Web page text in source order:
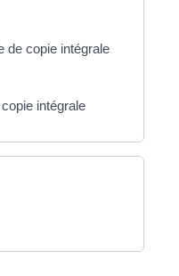
de copie intégrale
intégrale